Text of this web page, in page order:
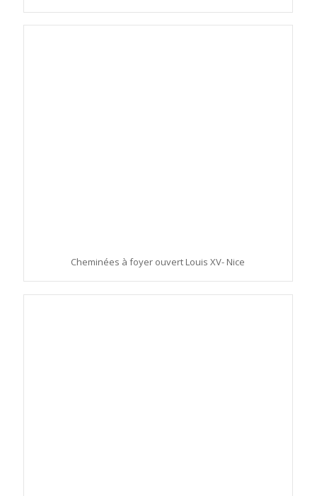
Cheminées à foyer ouvert Louis XV- Nice